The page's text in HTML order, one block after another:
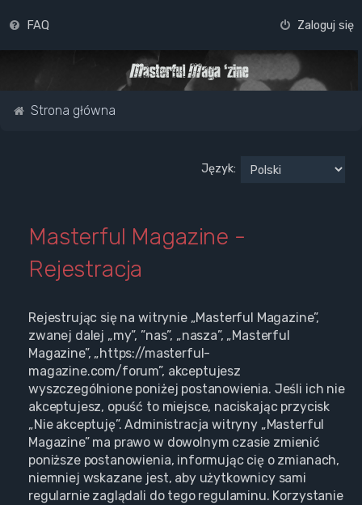
FAQ Zaloguj się
Strona główna
Język:
Masterful Magazine -
Rejestracja
Rejestrując się na witrynie „Masterful Magazine”,
zwanej dalej „my”, ”nas”, „nasza”, „Masterful
Magazine”, „https://masterful-
magazine.com/forum”, akceptujesz
wyszczególnione poniżej postanowienia. Jeśli ich nie
akceptujesz, opuść to miejsce, naciskając przycisk
„Nie akceptuję”. Administracja witryny „Masterful
Magazine” ma prawo w dowolnym czasie zmienić
poniższe postanowienia, informując cię o zmianach,
niemniej wskazane jest, aby użytkownicy sami
regularnie zaglądali do tego regulaminu. Korzystanie